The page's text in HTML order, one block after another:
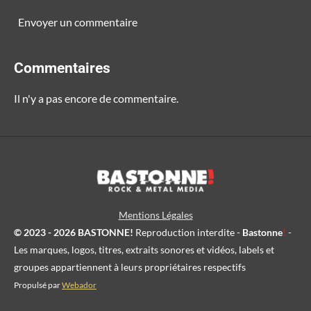
Envoyer un commentaire
Commentaires
Il n'y a pas encore de commentaire.
Mentions Légales
© 2023 - 2026 BASTONNE! Reproduction interdite - Bastonne! -
Les marques, logos, titres, extraits sonores et vidéos, labels et
groupes appartiennent à leurs propriétaires respectifs
Propulsé parWebador